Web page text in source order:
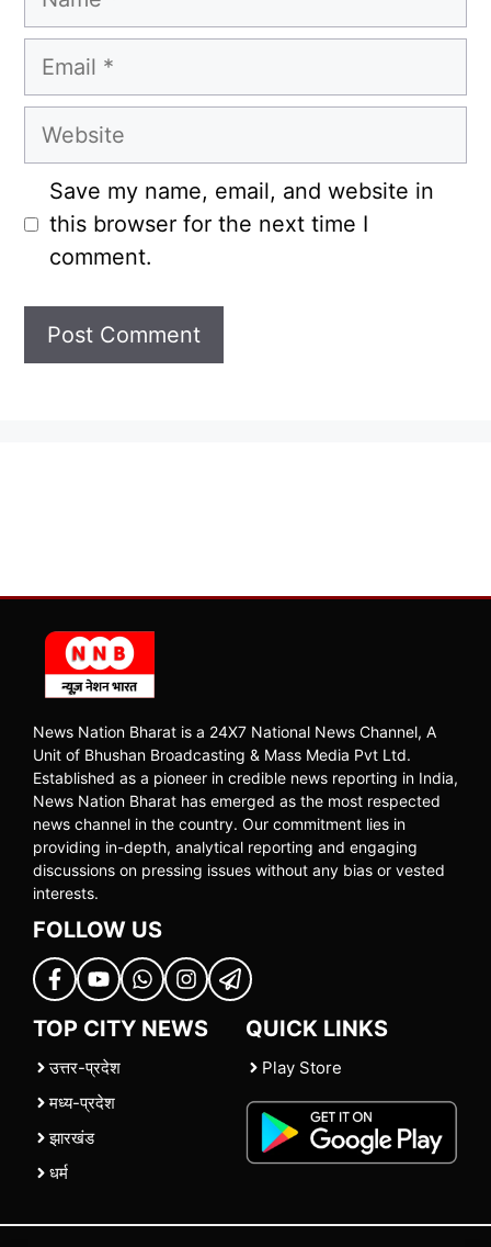
Email
Website
Save my name, email, and website in
this browser for the next time I
comment.
News Nation Bharat is a 24X7 National News Channel, A
Unit of Bhushan Broadcasting & Mass Media Pvt Ltd.
Established as a pioneer in credible news reporting in India,
News Nation Bharat has emerged as the most respected
news channel in the country. Our commitment lies in
providing in-depth, analytical reporting and engaging
discussions on pressing issues without any bias or vested
interests.
FOLLOW US
TOP CITY NEWS
उत्तर-प्रदेश
मध्य-प्रदेश
झारखंड
धर्म
QUICK LINKS
Play Store